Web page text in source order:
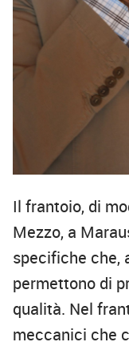
Il frantoio, di
Mezzo, a
specifiche che,
permettono di
qualità. Nel
meccanici che